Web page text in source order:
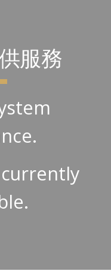
服務